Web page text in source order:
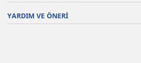
YARDIM VE ÖNERİ